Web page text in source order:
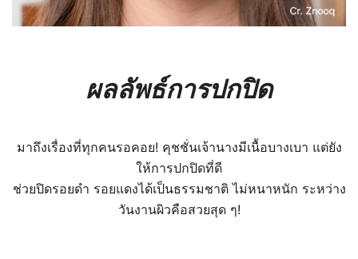
ผลลัพธ์การปกปิด
มาถึงเรื่องที่ทุกคนรอคอย! คุชชั่นเจ้านางมีเนื้อบางเบา แต่ยัง
ให้การปกปิดที่ดี
ช่วยปิดรอยดำ รอยแดงได้เป็นธรรมชาติ ไม่หนาหนัก ระหว่าง
วันงานผิวคือสวยสุด ๆ!